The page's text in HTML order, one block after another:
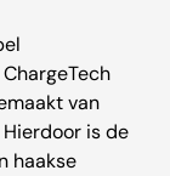
van
is de
haakse